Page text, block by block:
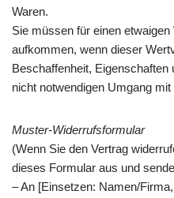
Waren.
Sie müssen für einen
aufkommen, wenn dieser
Beschaffenheit,
nicht notwendigen Umgang
Muster-Widerrufsformular
(Wenn Sie den Vertrag
dieses Formular aus und
– An [Einsetzen: Namen/